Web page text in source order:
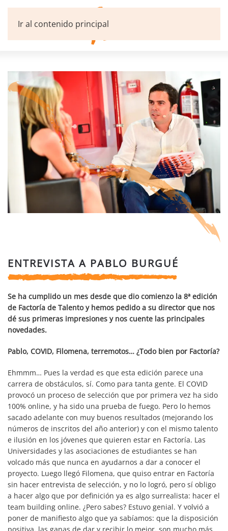
Ir al contenido principal
ENTREVISTA A PABLO BURGUÉ
Se ha cumplido un mes desde que dio comienzo la 8ª edición
de Factoría de Talento y hemos pedido a su director que nos
dé sus primeras impresiones y nos cuente las principales
novedades.
Pablo, COVID, Filomena, terremotos… ¿Todo bien por Factoría?
Ehmmm… Pues la verdad es que esta edición parece una
carrera de obstáculos, sí. Como para tanta gente. El COVID
provocó un proceso de selección que por primera vez ha sido
100% online, y ha sido una prueba de fuego. Pero lo hemos
sacado adelante con muy buenos resultados (mejorando los
números de inscritos del año anterior) y con el mismo talento
e ilusión en los jóvenes que quieren estar en Factoría. Las
Universidades y las asociaciones de estudiantes se han
volcado más que nunca en ayudarnos a dar a conocer el
proyecto. Luego llegó Filomena, que quiso entrar en Factoría
sin hacer entrevista de selección, y no lo logró, pero sí obligo
a hacer algo que por definición ya es algo surrealista: hacer el
team building online. ¿Pero sabes? Estuvo genial. Y volvió a
poner de manifiesto algo que ya sabíamos: que la disposición
positiva, las ganas de dar y recibir lo mejor, son mucho más